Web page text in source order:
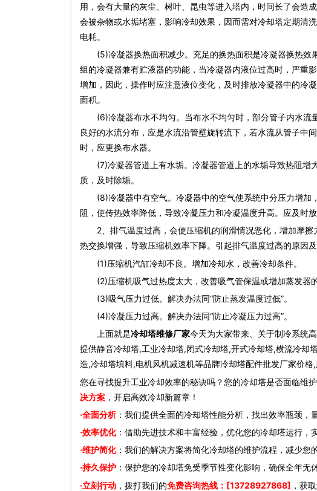
用，会有大量的灰尘、树叶、昆虫等进入塔内，时间长了会造成
会被杂物或水垢堵塞，影响冷却效果，因而需对冷却塔定期清
电耗。
(5)冷凝器换热面积减少。充足的换热面积是冷凝器换热效
组的冷凝器兼有贮液器的功能，当冷凝器内液位过高时，严重
增加，因此，操作时应注意液位变化，及时排放冷凝器中的冷
面积。
(6)冷凝器布水不均匀。当布水不均匀时，部分管子内水流
良好的水流分布，应是水流沿管壁旋转流下，若水流从管子中
时，应更换布水器。
(7)冷凝器管道上有水垢。冷凝器管道上的水垢导致热阻增
质，及时除垢。
(8)冷凝器中有空气。冷凝器中的空气使系统中分压力增加
阻，使传热效率降低，导致冷凝压力和冷凝温度升高。应及时放
2、排气温度过高，会使压缩机的润滑情况恶化，增加摩擦
热交换增强，导致压缩机效率下降。引起排气温度过高的原因及
(1)压缩机汽缸冷却不良。增加冷却水，改善冷却条件。
(2)压缩机吸气过热度太大，改善吸气管保温或增加蒸发器的
(3)吸气压力过低。解决办法同“防止蒸发温度过低”。
(4)冷凝压力过高。解决办法同“防止冷凝压力过高”。
上面就是冷却塔维修厂家今天为大家带来、关于制冷系统
提供静音冷却塔,工业冷却塔,闭式冷却塔,开式冷却塔,横流冷却
造,冷却塔填料,电机风机减速机等品牌冷却塔配件批发厂家价
您在寻找提升工业冷却效率的秘诀吗？您的冷却塔是否面临维
决方案 ，开启高效冷却新篇章！
·全面分析：我们提供全面的冷却塔性能分析，找出效率瓶颈，
·效率优化：借助先进技术和丰富经验，优化您的冷却塔运行，
·维护简化：我们的解决方案将简化冷却塔的维护流程，减少您
·持久保护 ：保护您的冷却塔免受季节性变化影响，确保全年无
·立刻行动 ，拨打我们的免费咨询热线：[13728927868] ，获